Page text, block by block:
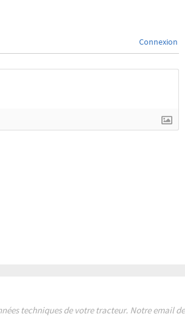
Connexion
techniques de votre tracteur. Notre email